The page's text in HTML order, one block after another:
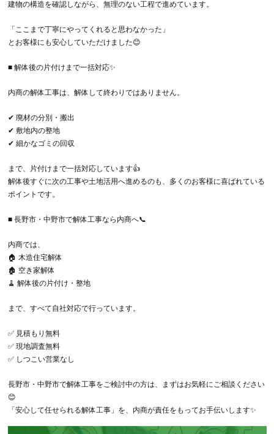
建物の構造を確認しながら、無理のない工程で進めています。
「ここまで丁寧にやってくれると思わなかった」
とお客様にも安心していただけました😊
■ 解体後の片付けまで一括対応✨
内商の解体工事は、解体して終わりではありません。
✔ 廃材の分別・搬出
✔ 敷地内の整地
✔ 細かなゴミの回収
まで、片付けまで一括対応しています👍
解体後すぐに次の工事や土地活用へ進めるのも、多くのお客様に喜ばれている
ポイントです。
■ 長野市・中野市で解体工事なら内商へ📞
内商では、
🏠 木造住宅解体
🏚 空き家解体
🧹 解体後の片付け・整地
まで、すべて自社対応で行っています。
✅ 見積もり無料
✅ 現地調査無料
✅ しつこい営業なし
長野市・中野市で解体工事をご検討中の方は、まずはお気軽にご相談ください
😊
「安心して任せられる解体工事」を、内商が責任をもってお手伝いします✨